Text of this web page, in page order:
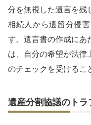
分を無視した遺言を残
相続人から遺留分侵
す。遺言書の作成にあ
は、自分の希望が法律
のチェックを受けるこ
遺産分割協議のト